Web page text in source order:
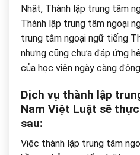
Nhật, Thành lập trung tâm
Thành lập trung tâm ngoại
trung tâm ngoại ngữ tiếng
nhưng cũng chưa đáp ứng
của học viên ngày càng
Dịch vụ thành lập
Nam Việt Luật sẽ
sau:
Việc thành lập trung tâm